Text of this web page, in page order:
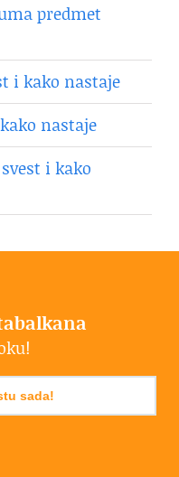
predmet
i kako nastaje
nastaje
i kako
sada!